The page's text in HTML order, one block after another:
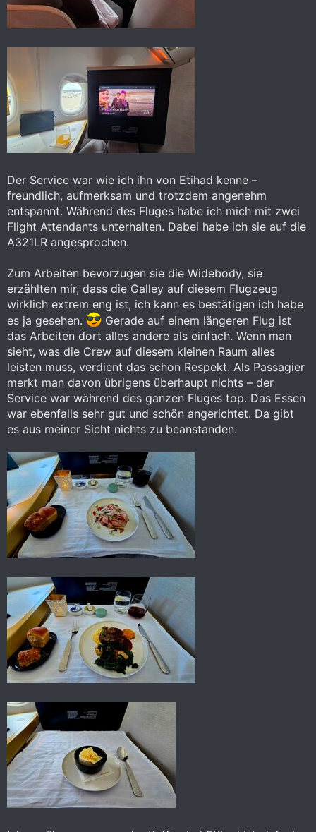
Der Service war wie ich ihn von Etihad kenne –
freundlich, aufmerksam und trotzdem angenehm
entspannt. Während des Fluges habe ich mich mit zwei
Flight Attendants unterhalten. Dabei habe ich sie auf die
A321LR angesprochen.
Zum Arbeiten bevorzugen sie die Widebody, sie
erzählten mir, dass die Galley auf diesem Flugzeug
wirklich extrem eng ist, ich kann es bestätigen ich habe
es ja gesehen.
Gerade auf einem längeren Flug ist
das Arbeiten dort alles andere als einfach. Wenn man
sieht, was die Crew auf diesem kleinen Raum alles
leisten muss, verdient das schon Respekt. Als Passagier
merkt man davon übrigens überhaupt nichts – der
Service war während des ganzen Fluges top. Das Essen
war ebenfalls sehr gut und schön angerichtet. Da gibt
es aus meiner Sicht nichts zu beanstanden.